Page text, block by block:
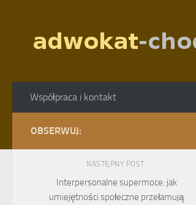
Współpraca i kontakt
OBSERWUJ:
NASTĘPNY POST
Interpersonalne supermoce: jak
umiejętności społeczne przełamują